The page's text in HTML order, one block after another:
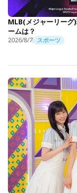
MLB(メジャーリーグ
ームは？
2026/8/7 スポーツ